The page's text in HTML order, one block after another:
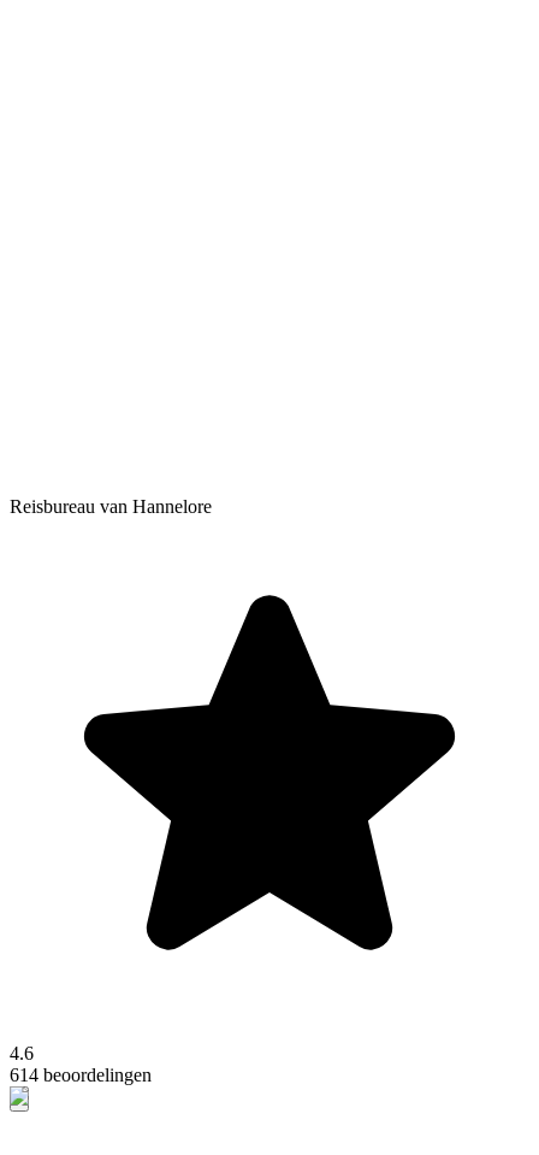
Reisbureau van Hannelore
4.6
614 beoordelingen